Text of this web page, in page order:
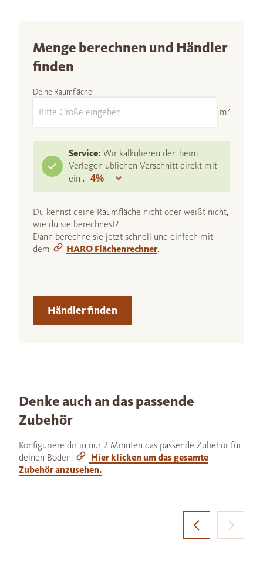
Menge berechnen und Händler
finden
Deine Raumfläche
m²
Service: Wir kalkulieren den beim
Verlegen üblichen Verschnitt direkt mit
ein :
Du kennst deine Raumfläche nicht oder weißt nicht,
wie du sie berechnest?
Dann berechne sie jetzt schnell und einfach mit
dem
HARO Flächenrechner.
Händler finden
Denke auch an das passende
Zubehör
Konfiguriere dir in nur 2 Minuten das passende Zubehör für
deinen Boden.
Hier klicken um das gesamte
Zubehör anzusehen.